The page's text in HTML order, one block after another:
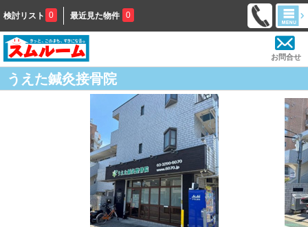
検討リスト 0 最近見た物件 0
お問合せ
うえた鍼灸接骨院